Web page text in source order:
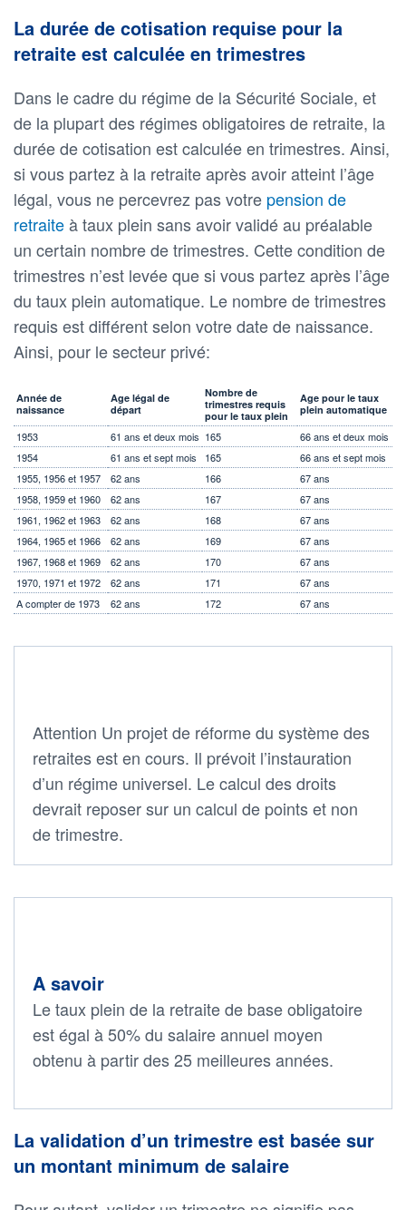
La durée de cotisation requise pour la
retraite est calculée en trimestres
Dans le cadre du régime de la Sécurité Sociale, et
de la plupart des régimes obligatoires de retraite, la
durée de cotisation est calculée en trimestres. Ainsi,
si vous partez à la retraite après avoir atteint l’âge
légal, vous ne percevrez pas votre pension de
retraiteà taux plein sans avoir validé au préalable
un certain nombre de trimestres. Cette condition de
trimestres n’est levée que si vous partez après l’âge
du taux plein automatique. Le nombre de trimestres
requis est différent selon votre date de naissance.
Ainsi, pour le secteur privé:
Année de
naissance
Age légal de
départ
Nombre de
trimestres requis
pour le taux plein
Age pour le taux
plein automatique
1953 61 ans et deux mois 165
66 ans et deux mois
1954
61 ans et sept mois 165
66 ans et sept mois
1955, 1956 et 1957
62 ans 166
67 ans
1958, 1959 et 1960
62 ans 167
67 ans
1961, 1962 et 1963
62 ans 168
67 ans
1964, 1965 et 1966
62 ans 169
67 ans
1967, 1968 et 1969
62 ans 170
67 ans
1970, 1971 et 1972
62 ans 171
67 ans
A compter de 1973
62 ans 172 67 ans
Attention Un projet de réforme du système des
retraites est en cours. Il prévoit l’instauration
d’un régime universel. Le calcul des droits
devrait reposer sur un calcul de points et non
de trimestre.
A savoir
Le taux plein de la retraite de base obligatoire
est égal à 50% du salaire annuel moyen
obtenu à partir des 25 meilleures années.
La validation d’un trimestre est basée sur
un montant minimum de salaire